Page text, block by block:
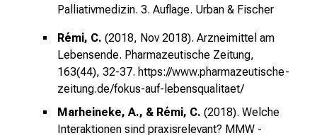
Palliativmedizin. 3. Auflage. Urban & Fischer
Rémi, C. (2018, Nov 2018). Arzneimittel am
Lebensende. Pharmazeutische Zeitung,
163(44), 32-37. https://www.pharmazeutische-
zeitung.de/fokus-auf-lebensqualitaet/
Marheineke, A., & Rémi, C. (2018). Welche
Interaktionen sind praxisrelevant? MMW -